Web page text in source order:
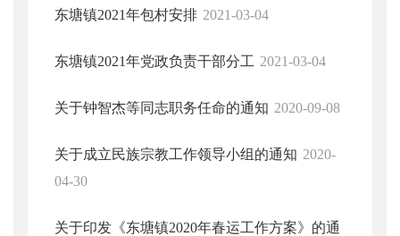
东塘镇2021年包村安排 2021-03-04
东塘镇2021年党政负责干部分工 2021-03-04
关于钟智杰等同志职务任命的通知 2020-09-08
关于成立民族宗教工作领导小组的通知 2020-
04-30
关于印发《东塘镇2020年春运工作方案》的通